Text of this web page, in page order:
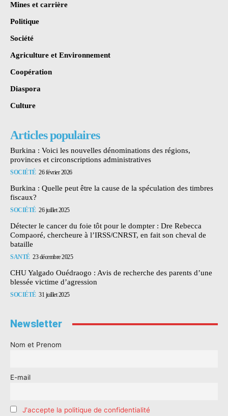
Mines et carrière
Politique
Société
Agriculture et Environnement
Coopération
Diaspora
Culture
Articles populaires
Burkina : Voici les nouvelles dénominations des régions,
provinces et circonscriptions administratives
SOCIÉTÉ 26 février 2026
Burkina : Quelle peut être la cause de la spéculation des timbres
fiscaux?
SOCIÉTÉ 26 juillet 2025
Détecter le cancer du foie tôt pour le dompter : Dre Rebecca
Compaoré, chercheure à l’IRSS/CNRST, en fait son cheval de
bataille
SANTÉ 23 décembre 2025
CHU Yalgado Ouédraogo : Avis de recherche des parents d’une
blessée victime d’agression
SOCIÉTÉ 31 juillet 2025
Newsletter
Nom et Prenom
E-mail
J'accepte la politique de confidentialité